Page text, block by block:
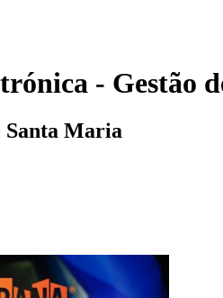
- Gestão
Santa Maria